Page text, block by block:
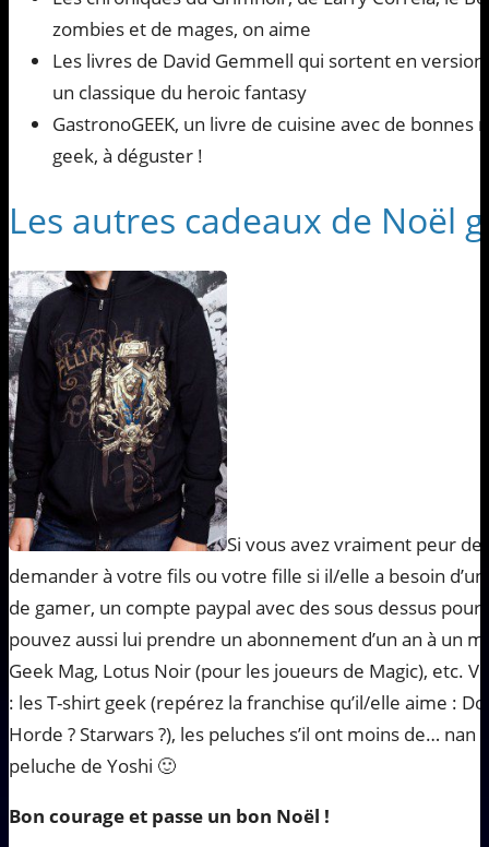
zombies et de mages, on aime
Les livres de David Gemmell qui sortent en
un classique du heroic fantasy
GastronoGEEK, un livre de cuisine avec de bonnes
geek, à déguster !
Les autres cadeaux de Noël
Si vous avez vraiment peur
demander à votre fils ou votre fille si il/elle a besoin
de gamer, un compte paypal avec des sous dessus
pouvez aussi lui prendre un abonnement d’un an à un
Geek Mag, Lotus Noir (pour les joueurs de Magic), etc.
: les T-shirt geek (repérez la franchise qu’il/elle aime :
Horde ? Starwars ?), les peluches s’il ont moins de… nan
peluche de Yoshi 🙂
Bon courage et passe un bon Noël !